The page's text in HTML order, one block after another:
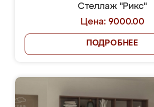
Стеллаж "Рикс"
Цена: 9000.00
ПОДРОБНЕЕ